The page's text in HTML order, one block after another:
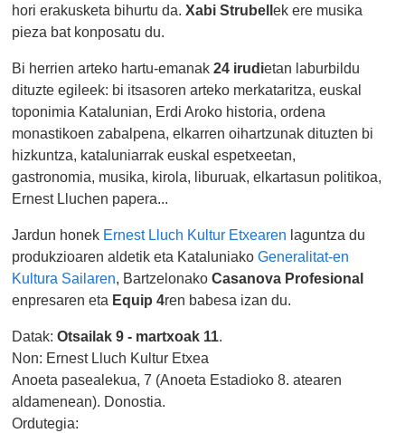
hori erakusketa bihurtu da.Xabi Strubellek ere musika
pieza bat konposatu du.
Bi herrien arteko hartu-emanak24 irudietan laburbildu
dituzte egileek: bi itsasoren arteko merkataritza, euskal
toponimia Katalunian, Erdi Aroko historia, ordena
monastikoen zabalpena, elkarren oihartzunak dituzten bi
hizkuntza, kataluniarrak euskal espetxeetan,
gastronomia, musika, kirola, liburuak, elkartasun politikoa,
Ernest Lluchen papera...
Jardun honek Ernest Lluch Kultur Etxearen laguntza du
produkzioaren aldetik eta KataluniakoGeneralitat-en
Kultura Sailaren, BartzelonakoCasanova Profesional
enpresaren eta Equip 4ren babesa izan du.
Datak:Otsailak 9 - martxoak 11.
Non: Ernest Lluch Kultur Etxea
Anoeta pasealekua, 7 (Anoeta Estadioko 8. atearen
aldamenean). Donostia.
Ordutegia: